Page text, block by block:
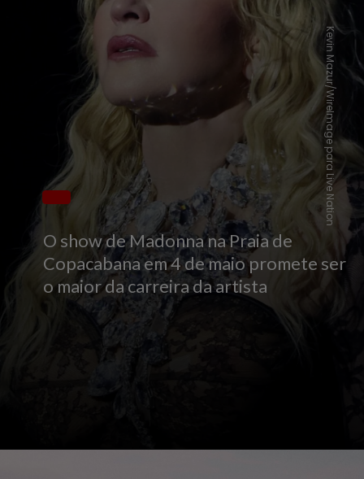
O show de Madonna na Praia de
Copacabana em 4 de maio promete ser
o maior da carreira da artista
Kevin Mazur/WireImage para Live Nation